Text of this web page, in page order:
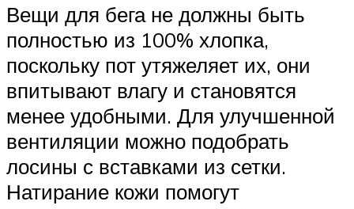
Вещи для бега не должны быть
полностью из 100% хлопка,
поскольку пот утяжеляет их, они
впитывают влагу и становятся
менее удобными. Для улучшенной
вентиляции можно подобрать
лосины с вставками из сетки.
Натирание кожи помогут